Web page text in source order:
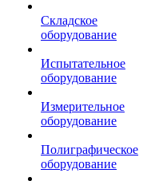
Складское
оборудование
Испытательное
оборудование
Измерительное
оборудование
Полиграфическое
оборудование